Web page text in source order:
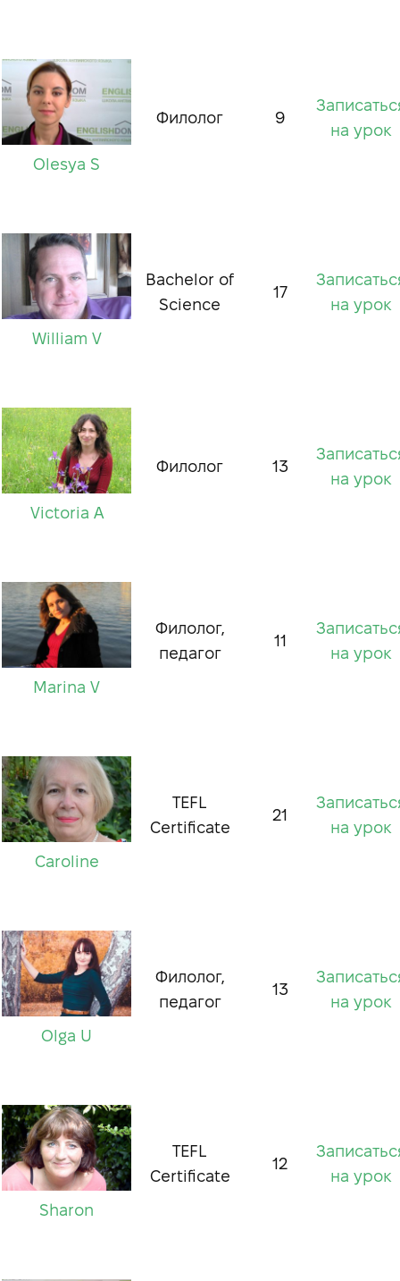
Olesya S
Филолог 9
на урок
William V
Bachelor of
Science
17
на урок
Victoria A
Филолог 13
на урок
Marina V
Филолог,
педагог
11
на урок
Caroline
TEFL
Certificate
21
на урок
Olga U
Филолог,
педагог
13
на урок
Sharon
TEFL
Certificate
12
на урок